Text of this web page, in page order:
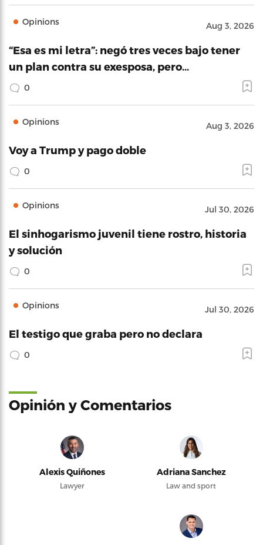
Opinions Aug 3, 2026
“Esa es mi letra”: negó tres veces bajo tener
un plan contra su exesposa, pero…
0
Opinions Aug 3, 2026
Voy a Trump y pago doble
0
Opinions Jul 30, 2026
El sinhogarismo juvenil tiene rostro, historia
y solución
0
Opinions Jul 30, 2026
El testigo que graba pero no declara
0
Opinión y Comentarios
Alexis Quiñones
Lawyer
Adriana Sanchez
Law and sport